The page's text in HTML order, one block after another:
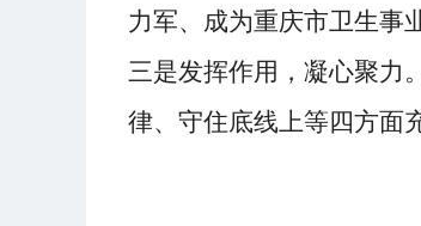
力军、成为重庆市卫生事
三是发挥作用，凝心聚力
律、守住底线上等四方面